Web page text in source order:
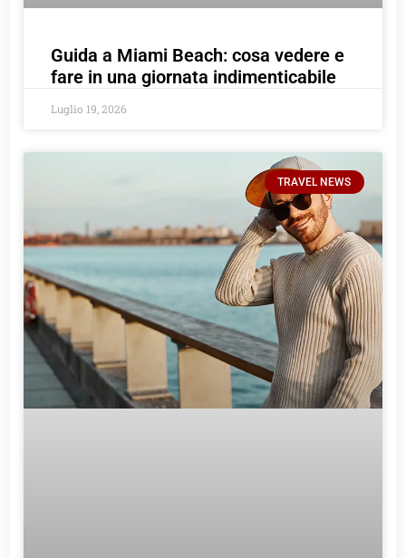
Guida a Miami Beach: cosa vedere e
fare in una giornata indimenticabile
Luglio 19, 2026
TRAVEL NEWS